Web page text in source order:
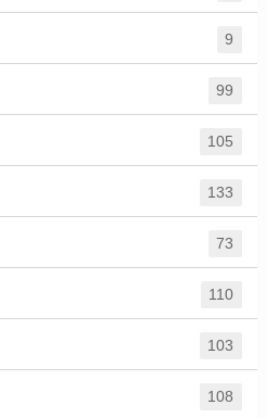
9
99
105
133
73
110
103
108